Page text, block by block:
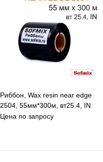
К сравнению
Под заказ
Риббон, Wax resin near edge
2504, 55мм*300м, вт25.4, IN
Цена по запросу